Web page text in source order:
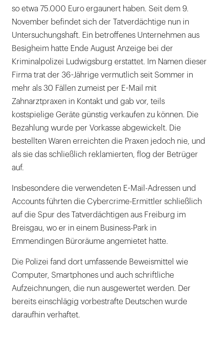
so etwa 75.000 Euro ergaunert haben. Seit dem 9.
November befindet sich der Tatverdächtige nun in
Untersuchungshaft. Ein betroffenes Unternehmen aus
Besigheim hatte Ende August Anzeige bei der
Kriminalpolizei Ludwigsburg erstattet. Im Namen dieser
Firma trat der 36-Jährige vermutlich seit Sommer in
mehr als 30 Fällen zumeist per E-Mail mit
Zahnarztpraxen in Kontakt und gab vor, teils
kostspielige Geräte günstig verkaufen zu können. Die
Bezahlung wurde per Vorkasse abgewickelt. Die
bestellten Waren erreichten die Praxen jedoch nie, und
als sie das schließlich reklamierten, flog der Betrüger
auf.
Insbesondere die verwendeten E-Mail-Adressen und
Accounts führten die Cybercrime-Ermittler schließlich
auf die Spur des Tatverdächtigen aus Freiburg im
Breisgau, wo er in einem Business-Park in
Emmendingen Büroräume angemietet hatte.
Die Polizei fand dort umfassende Beweismittel wie
Computer, Smartphones und auch schriftliche
Aufzeichnungen, die nun ausgewertet werden. Der
bereits einschlägig vorbestrafte Deutschen wurde
daraufhin verhaftet.